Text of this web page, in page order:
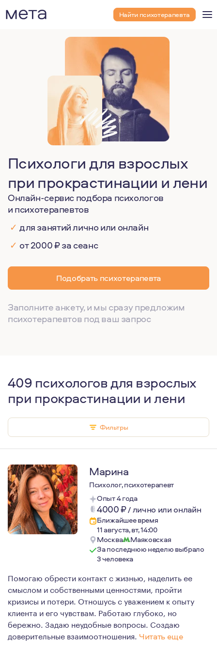
Найти психотерапевта
Психологи для взрослых
при прокрастинации и лени
Онлайн-сервис подбора психологов
и психотерапевтов
✓ для занятий лично или онлайн
✓ от 2000 ₽ за сеанс
Подобрать психотерапевта
Заполните анкету, и мы сразу предложим
психотерапевтов под ваш запрос
409 психологов для взрослых
при прокрастинации и лени
Фильтры
Марина
Психолог, психотерапевт
Опыт 4 года
4000₽/лично или онлайн
Ближайшее время
11 августа, вт, 14:00
Москва
Маяковская
За последнюю неделю выбрало
3 человека
Помогаю обрести контакт с жизнью, наделить ее
смыслом и собственными ценностями, пройти
кризисы и потери. Отношусь с уважением к опыту
клиента и его чувствам. Работаю глубоко, но
бережно. Задаю неудобные вопросы. Создаю
доверительные взаимоотношения. Читать еще